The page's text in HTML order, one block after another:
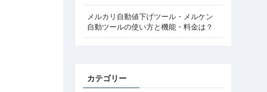
メルカリ自動値下げツール・メルケン
自動ツールの使い方と機能・料金は？
カテゴリー